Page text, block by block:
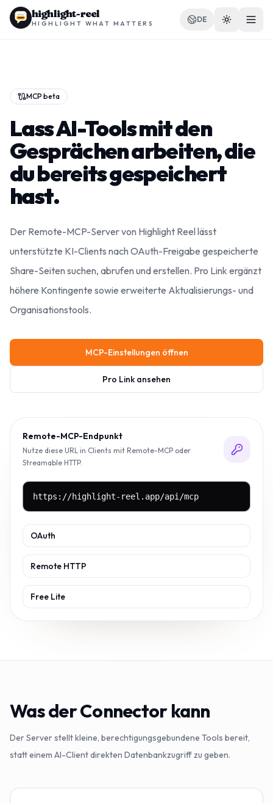
highlight-reel
HIGHLIGHT WHAT MATTERS DE
Blog
Vergleichen
Vorlagen
Erweiterung
MCP beta
Lass AI-Tools mit den
Gesprächen arbeiten, die
du bereits gespeichert
hast.
Der Remote-MCP-Server von Highlight Reel lässt
unterstützte KI-Clients nach OAuth-Freigabe gespeicherte
Share-Seiten suchen, abrufen und erstellen. Pro Link ergänzt
höhere Kontingente sowie erweiterte Aktualisierungs- und
Organisationstools.
MCP-Einstellungen öffnen
Pro Link ansehen
Remote-MCP-Endpunkt
Nutze diese URL in Clients mit Remote-MCP oder
Streamable HTTP.
https://highlight-reel.app/api/mcp
OAuth
Remote HTTP
Free Lite
Was der Connector kann
Der Server stellt kleine, berechtigungsgebundene Tools bereit,
statt einem AI-Client direkten Datenbankzugriff zu geben.